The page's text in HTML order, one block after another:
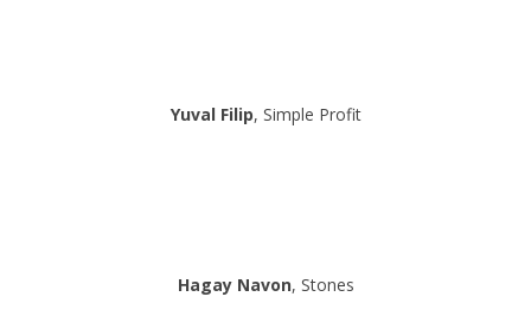
Yuval Filip, Simple Profit
Hagay Navon, Stones